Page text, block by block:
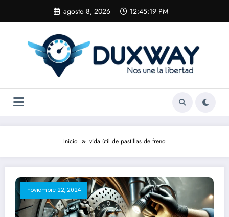
contenido
agosto 8, 2026 12:45:19 PM
Inicio vida útil de pastillas de freno
noviembre 22, 2024